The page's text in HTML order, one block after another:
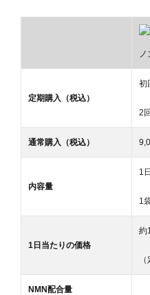
定期購入（税込）
初
2
通常購入（税込）
内容量
1
1
1日当たりの価格
約
NMN配合量